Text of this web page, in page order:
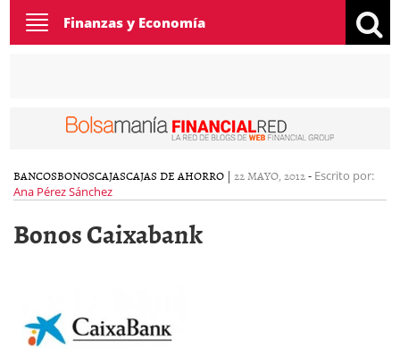
Toggle
navigation
Finanzas y Economía
BANCOSBONOSCAJASCAJAS DE AHORRO | 22 MAYO, 2012- Escrito por:
Ana Pérez Sánchez
Bonos Caixabank